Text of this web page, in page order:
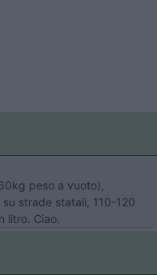
peso a vuoto),
strade statali, 110-120
litro. Ciao.